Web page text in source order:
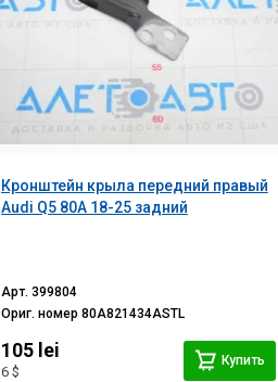
Кронштейн крыла передний правый
Audi Q5 80A 18-25 задний
Арт. 399804
Ориг. номер 80A821434ASTL
105 lei
6 $
Купить